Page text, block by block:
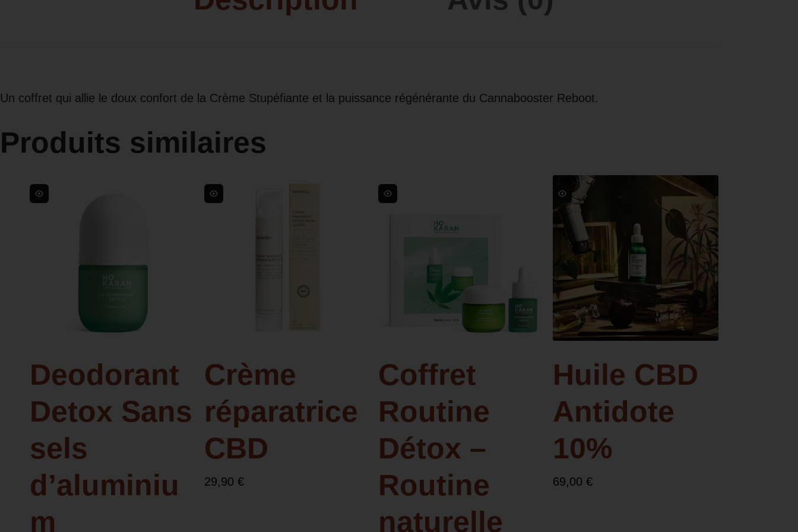
Un coffret qui allie le doux confort de la Crème Stupéfiante et la puissance régénérante du Cannabooster Reboot.
Produits similaires
Deodorant
Detox Sans
sels
d’aluminiu
m
Crème
réparatrice
CBD
29,90 €
Coffret
Routine
Détox –
Routine
naturelle
Huile CBD
Antidote
10%
69,00 €